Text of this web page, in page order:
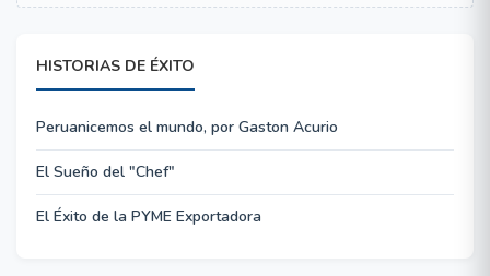
HISTORIAS DE ÉXITO
Peruanicemos el mundo, por Gaston Acurio
El Sueño del "Chef"
El Éxito de la PYME Exportadora